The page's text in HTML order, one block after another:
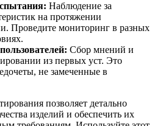
Наблюдение за
на протяжении
Проведите мониторинг в разных
Сбор мнений и
из первых уст. Это
не замеченные в
позволяет детально
изделий и обеспечить их